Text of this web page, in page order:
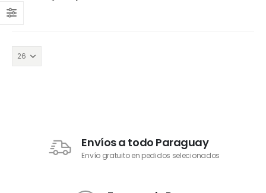
Envíos a todo Paraguay
Envío gratuito en pedidos selecionados